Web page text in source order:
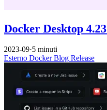
Docker Desktop 4.23
2023-09·5 minuti
Esterno DockerBlog Release